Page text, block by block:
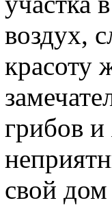
воздух,
красоту
грибов и
свой